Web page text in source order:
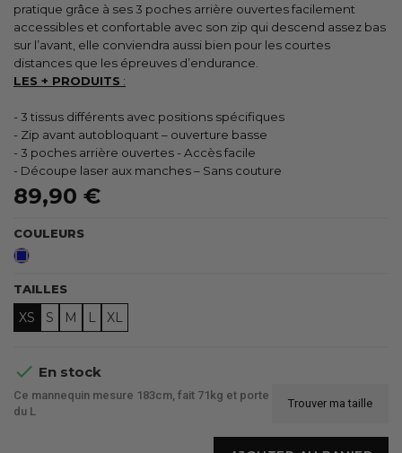
pratique grâce à ses 3 poches arrière ouvertes facilement
accessibles et confortable avec son zip qui descend assez bas
sur l’avant, elle conviendra aussi bien pour les courtes
distances que les épreuves d’endurance.
LES + PRODUITS :
- 3 tissus différents avec positions spécifiques
- Zip avant autobloquant – ouverture basse
- 3 poches arrière ouvertes - Accès facile
- Découpe laser aux manches – Sans couture
89,90 €
COULEURS
Bleu
TAILLES
XS S M L XL
 En stock
Ce mannequin mesure 183cm, fait 71kg et porte
du L
Trouver ma taille